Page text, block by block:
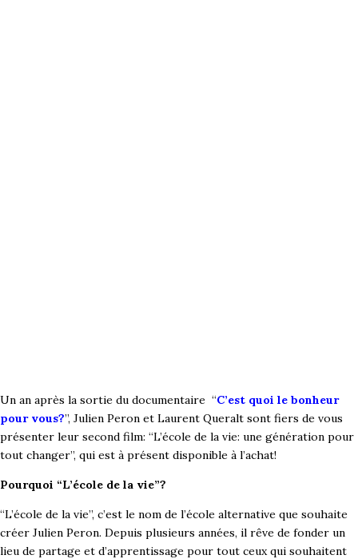
Un an après la sortie du documentaire “C’est quoi le bonheur
pour vous?”, Julien Peron et Laurent Queralt sont fiers de vous
présenter leur second film: “L’école de la vie: une génération pour
tout changer”, qui est à présent disponible à l’achat!
Pourquoi “L’école de la vie”?
“L’école de la vie”, c’est le nom de l’école alternative que souhaite
créer Julien Peron. Depuis plusieurs années, il rêve de fonder un
lieu de partage et d’apprentissage pour tout ceux qui souhaitent